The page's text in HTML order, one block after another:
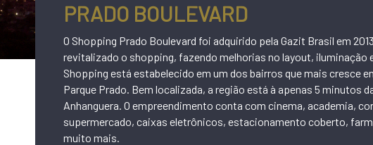
PRADO BOULEVARD
O Shopping Prado Boulevard foi adquirido pela Gazit Brasil em
revitalizado o shopping, fazendo melhorias no layout, iluminação
Shopping está estabelecido em um dos bairros que mais cresce
Parque Prado. Bem localizada, a região está à apenas 5 minutos
Anhanguera. O empreendimento conta com cinema, academia,
supermercado, caixas eletrônicos, estacionamento coberto,
muito mais.